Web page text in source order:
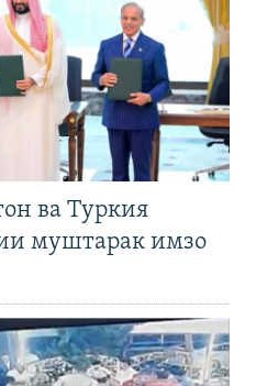
ва Туркия
муштарак имзо